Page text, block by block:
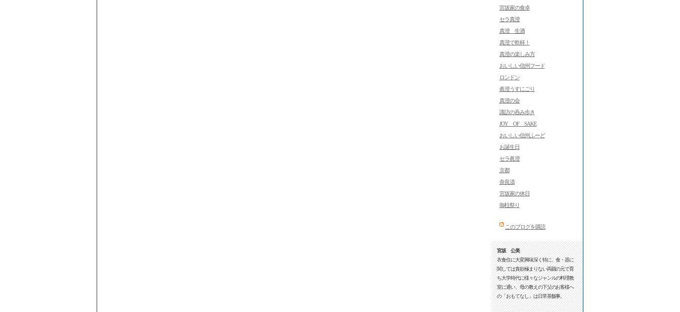
宮坂家の食卓
セラ真澄
真澄 生酒
真澄で乾杯！
真澄の楽しみ方
おいしい信州フード
ロンドン
眞澄うすにごり
真澄の会
諏訪の呑み歩き
JOY OF SAKE
おいしい信州ふーど
お誕生日
セラ眞澄
京都
奈良漬
宮坂家の休日
御柱祭り
このブログを購読
宮坂 公美
衣食住に大変興味深く特に、食・器に
関しては貪欲極まりない両親の元で育
ち大学時代に様々なジャンルの料理教
室に通い、母の教えの下父のお客様へ
の「おもてなし」は日常茶飯事。